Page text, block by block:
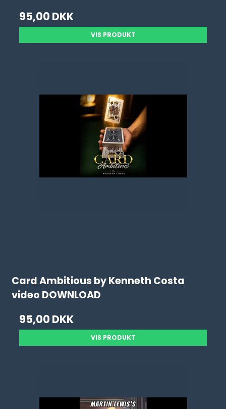
95,00 DKK
VIS PRODUKT
Card Ambitious by Kenneth Costa
video DOWNLOAD
95,00 DKK
VIS PRODUKT